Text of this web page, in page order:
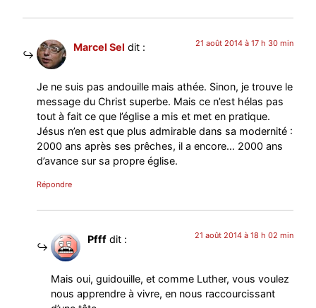
Marcel Sel dit : 21 août 2014 à 17 h 30 min
Je ne suis pas andouille mais athée. Sinon, je trouve le
message du Christ superbe. Mais ce n’est hélas pas
tout à fait ce que l’église a mis et met en pratique.
Jésus n’en est que plus admirable dans sa modernité :
2000 ans après ses prêches, il a encore… 2000 ans
d’avance sur sa propre église.
Répondre
Pfff dit : 21 août 2014 à 18 h 02 min
Mais oui, guidouille, et comme Luther, vous voulez
nous apprendre à vivre, en nous raccourcissant